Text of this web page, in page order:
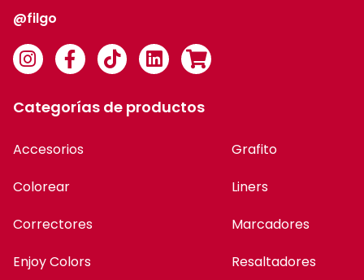
@filgo
Categorías de productos
Accesorios
Colorear
Correctores
Enjoy Colors
Grafito
Liners
Marcadores
Resaltadores